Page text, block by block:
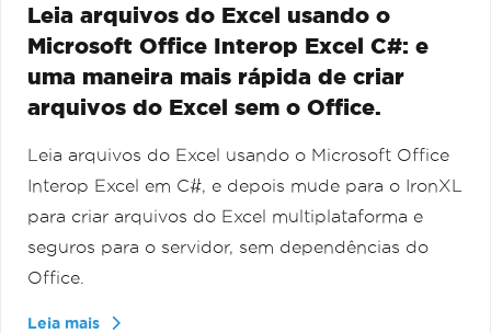
Leia arquivos do Excel usando o
Microsoft Office Interop Excel C#: e
uma maneira mais rápida de criar
arquivos do Excel sem o Office.
Leia arquivos do Excel usando o Microsoft Office
Interop Excel em C#, e depois mude para o IronXL
para criar arquivos do Excel multiplataforma e
seguros para o servidor, sem dependências do
Office.
Leia mais